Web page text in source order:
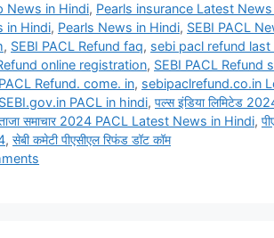
News in Hindi, Pearls insurance Latest
in Hindi, Pearls News in Hindi, SEBI PACL
, SEBI PACL Refund faq, sebi pacl refund
online registration, SEBI PACL Refund
Refund. come. in, sebipaclrefund.co.in
PACL in hindi, पल्स इंडिया लिमिटेड
ताजा समाचार 2024 PACL Latest News in Hindi,
, सेबी कमेटी पीएसीएल रिफंड डॉट कॉम